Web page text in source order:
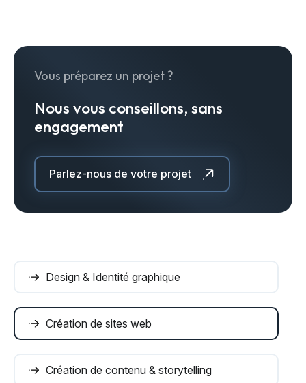
Vous préparez un projet ?
Nous vous conseillons, sans
engagement
Parlez-nous de votre projet
Design & Identité graphique
Création de sites web
Création de contenu & storytelling